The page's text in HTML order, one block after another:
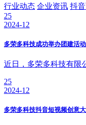
行业动态 企业资讯 抖
25
2024-12
多荣多科技成功举办团建活
近日，多荣多科技有限
25
2024-12
多荣多科技抖音短视频创意